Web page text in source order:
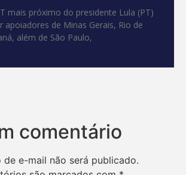
mais próximo do presidente Lula (PT)
apoiadores de Minas Gerais, Rio de
além de São Paulo,
comentário
de e-mail não será publicado.